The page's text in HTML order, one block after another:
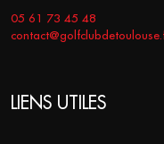
05 61 73 45 48
LIENS UTILES